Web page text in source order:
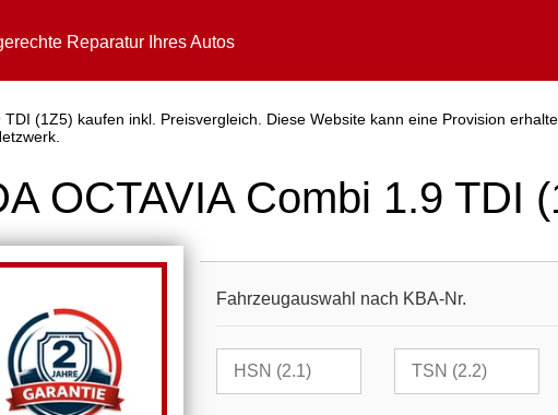
Reparatur Ihres Autos
(1Z5) kaufen inkl. Preisvergleich. Diese Website kann eine Provision
OCTAVIA Combi 1.9 TDI
Fahrzeugauswahl nach KBA-Nr.